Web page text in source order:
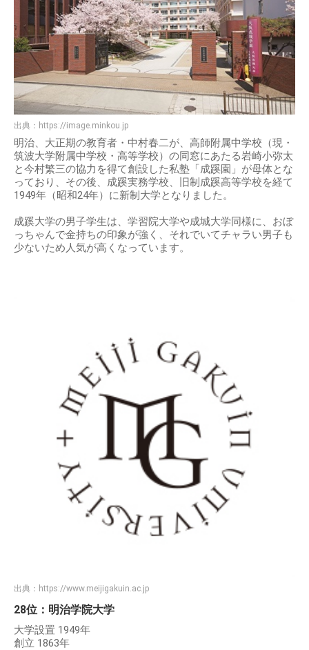
出典： https://image.minkou.jp
明治、大正期の教育者・中村春二が、高師附属中学校（現・
筑波大学附属中学校・高等学校）の同窓にあたる岩崎小弥太
と今村繁三の協力を得て創設した私塾「成蹊園」が母体とな
っており、その後、成蹊実務学校、旧制成蹊高等学校を経て
1949年（昭和24年）に新制大学となりました。
成蹊大学の男子学生は、学習院大学や成城大学同様に、おぼ
っちゃんで金持ちの印象が強く、それでいてチャラい男子も
少ないため人気が高くなっています。
出典： https://www.meijigakuin.ac.jp
28位：明治学院大学
大学設置 1949年
創立 1863年